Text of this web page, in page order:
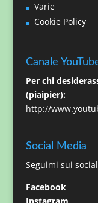
Varie
Cookie Policy
Canale
Per chi
(piaipier):
http://
Social Media
Seguimi sui
Facebook
Instagram